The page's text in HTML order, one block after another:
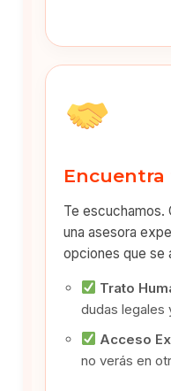
Te escuchamos.
una asesora
opciones que se
Trato
dudas legales
Acceso
no verás en